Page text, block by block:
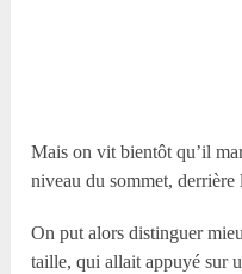
Mais on vit bientôt qu’il
niveau du sommet,
On put alors distinguer
taille, qui allait appuyé sur